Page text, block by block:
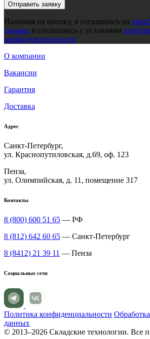
Нажимая на кнопку, я соглашаюсь на
данных и соглашаюсь с условиями
конфиденциальности
О компании
Вакансии
Гарантия
Доставка
Адрес
Санкт-Петербург,
ул. Краснопутиловская, д.69, оф. 123
Пенза,
ул. Олимпийская, д. 11, помещение 317
Контакты
8 (800) 600 51 65 — РФ
8 (812) 642 60 65 — Санкт-Петербург
8 (8412) 21 39 11 — Пенза
Социальные сети
Политика конфиденциальности
данных
© 2013–2026 Складские технологии. Все